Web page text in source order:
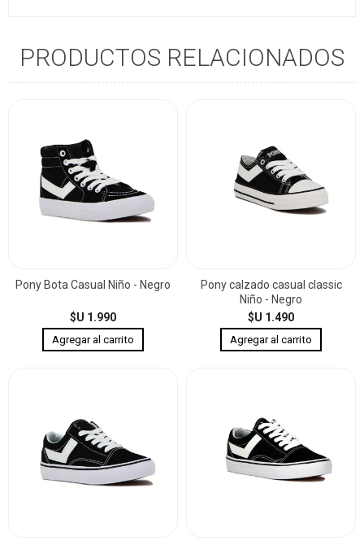
PRODUCTOS RELACIONADOS
Pony Bota Casual Niño - Negro
$U 1.990
Pony calzado casual classic
Niño - Negro
$U 1.490